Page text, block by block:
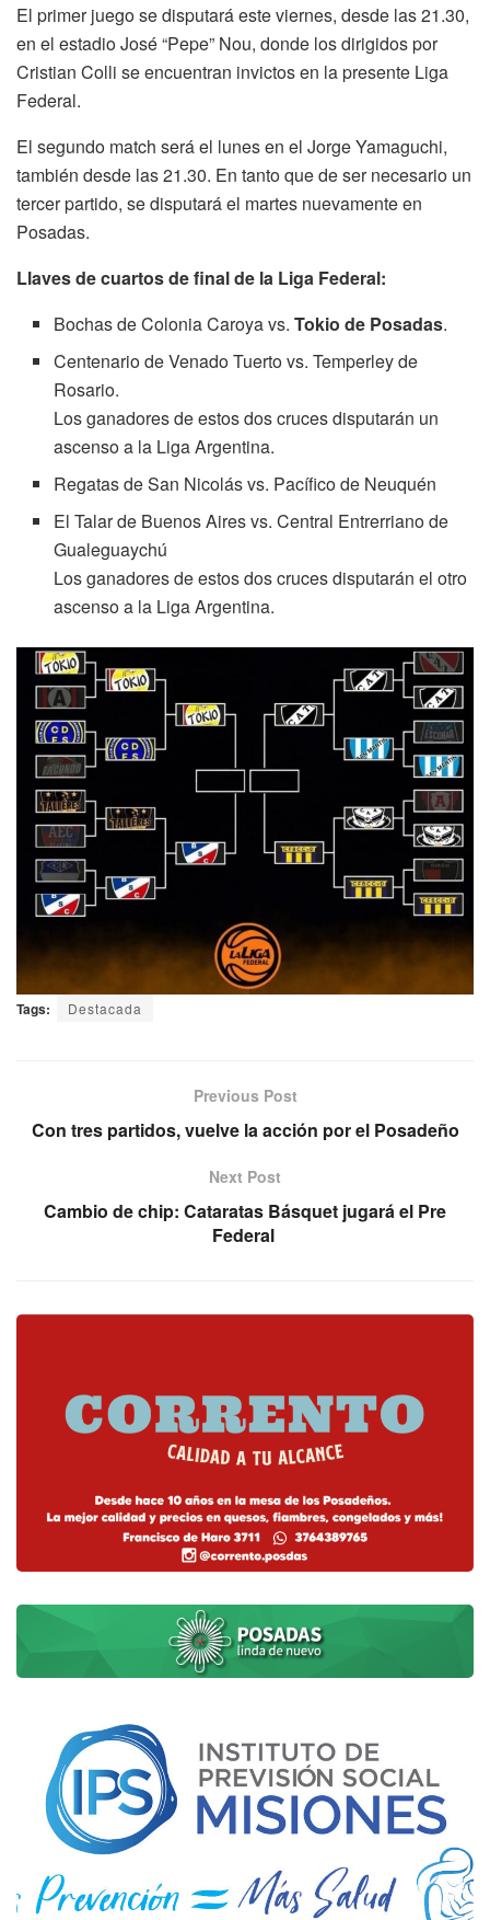
El primer juego se disputará este viernes, desde las 21.30,
en el estadio José “Pepe” Nou, donde los dirigidos por
Cristian Colli se encuentran invictos en la presente Liga
Federal.
El segundo match será el lunes en el Jorge Yamaguchi,
también desde las 21.30. En tanto que de ser necesario un
tercer partido, se disputará el martes nuevamente en
Posadas.
Llaves de cuartos de final de la Liga Federal:
Bochas de Colonia Caroya vs.Tokio de Posadas.
Centenario de Venado Tuerto vs. Temperley de
Rosario.
Los ganadores de estos dos cruces disputarán un
ascenso a la Liga Argentina.
Regatas de San Nicolás vs. Pacífico de Neuquén
El Talar de Buenos Aires vs. Central Entrerriano de
Gualeguaychú
Los ganadores de estos dos cruces disputarán el otro
ascenso a la Liga Argentina.
Tags: Destacada
Previous Post
Con tres partidos, vuelve la acción por el Posadeño
Next Post
Cambio de chip: Cataratas Básquet jugará el Pre
Federal